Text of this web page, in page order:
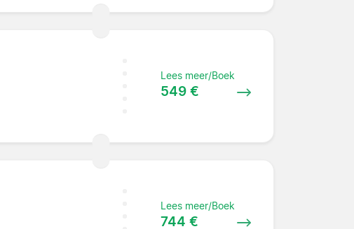
Lees meer/Boek
549 €
Lees meer/Boek
744 €